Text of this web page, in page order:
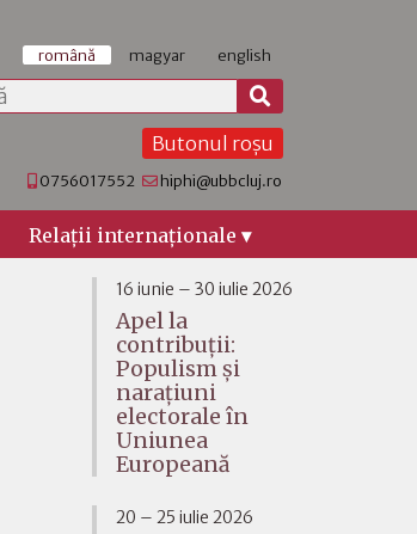
română magyar english
Butonul roșu
0756017552 hiphi@ubbcluj.ro
Relaţii internaţionale
16 iunie – 30 iulie 2026
Apel la
contribuții:
Populism și
narațiuni
electorale în
Uniunea
Europeană
20 – 25 iulie 2026